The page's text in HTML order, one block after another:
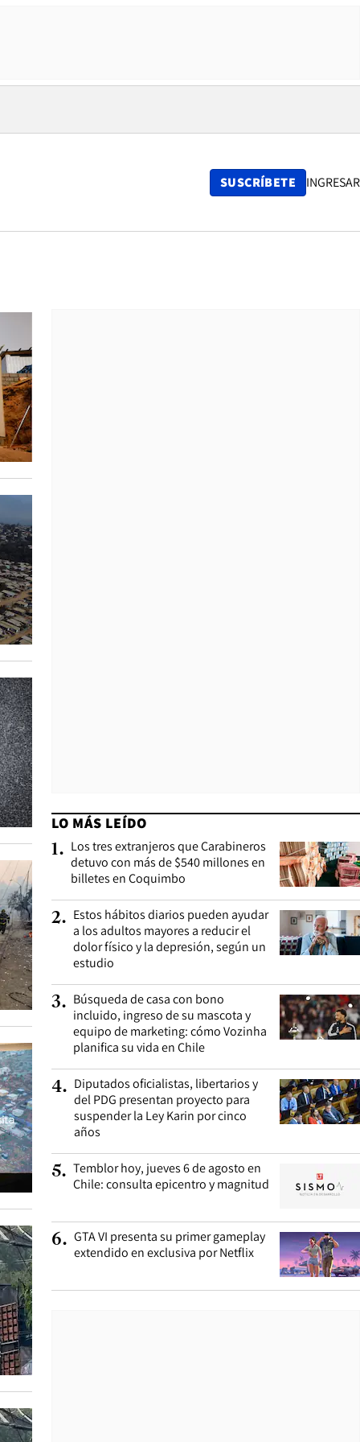
SUSCRÍBETE INGRESAR
LO MÁS LEÍDO
1. Los tres extranjeros que Carabineros
detuvo con más de $540 millones en
billetes en Coquimbo
2. Estos hábitos diarios pueden ayudar
a los adultos mayores a reducir el
dolor físico y la depresión, según un
estudio
3. Búsqueda de casa con bono
incluido, ingreso de su mascota y
equipo de marketing: cómo Vozinha
planifica su vida en Chile
4. Diputados oficialistas, libertarios y
del PDG presentan proyecto para
suspender la Ley Karin por cinco
años
5. Temblor hoy, jueves 6 de agosto en
Chile: consulta epicentro y magnitud
6. GTA VI presenta su primer gameplay
extendido en exclusiva por Netflix